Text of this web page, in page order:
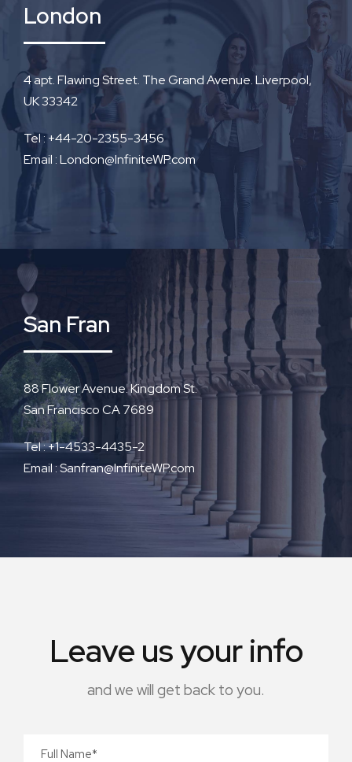
London
4 apt. Flawing Street. The Grand Avenue. Liverpool,
UK 33342
Tel : +44-20-2355-3456
Email : London@InfiniteWP.com
San Fran
88 Flower Avenue. Kingdom St.
San Francisco CA 7689
Tel : +1-4533-4435-2
Email : Sanfran@InfiniteWP.com
Leave us your info
and we will get back to you.